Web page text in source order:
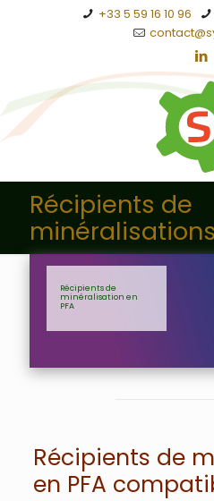
+33 5 59 16 10 96
Récipients de
minéralisations
Récipients de
minéralisation en
PFA
Récipients de
en PFA